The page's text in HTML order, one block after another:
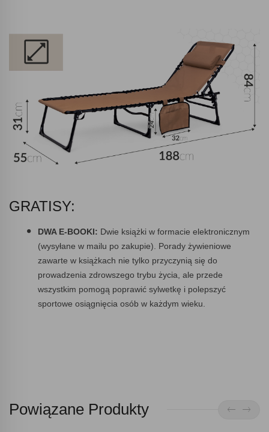
GRATISY:
DWA E-BOOKI: Dwie książki w formacie elektronicznym
(wysyłane w mailu po zakupie). Porady żywieniowe
zawarte w książkach nie tylko przyczynią się do
prowadzenia zdrowszego trybu życia, ale przede
wszystkim pomogą poprawić sylwetkę i polepszyć
sportowe osiągnięcia osób w każdym wieku.
Powiązane Produkty